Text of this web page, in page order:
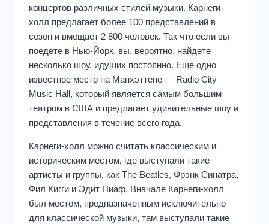
концертов различных стилей музыки. Карнеги-
холл предлагает более 100 представлений в
сезон и вмещает 2 800 человек. Так что если вы
поедете в Нью-Йорк, вы, вероятно, найдете
несколько шоу, идущих постоянно. Еще одно
известное место на Манхэттене — Radio City
Music Hall, который является самым большим
театром в США и предлагает удивительные шоу и
представления в течение всего года.
Карнеги-холл можно считать классическим и
историческим местом, где выступали такие
артисты и группы, как The Beatles, Фрэнк Синатра,
Фил Кигги и Эдит Пиаф. Вначале Карнеги-холл
был местом, предназначенным исключительно
для классической музыки, там выступали такие